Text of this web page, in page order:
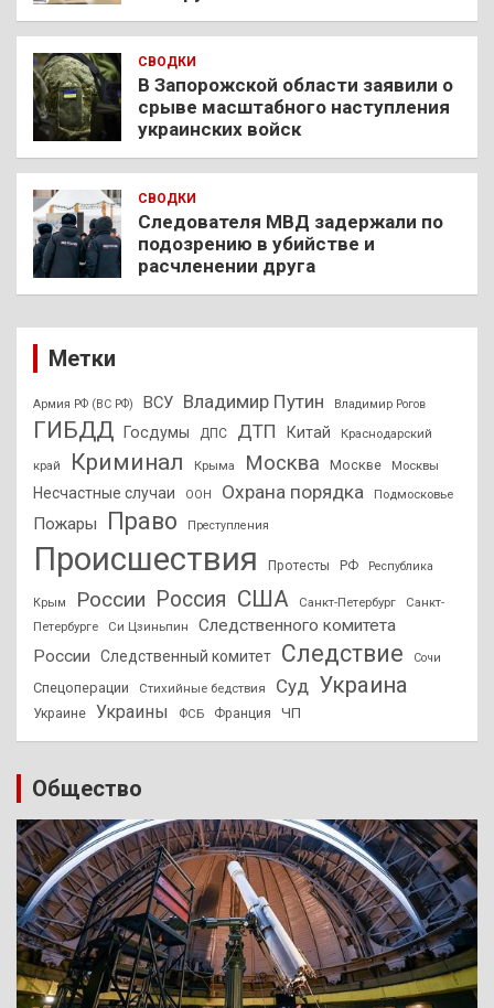
СВОДКИ
В Запорожской области заявили о
срыве масштабного наступления
украинских войск
СВОДКИ
Следователя МВД задержали по
подозрению в убийстве и
расчленении друга
Метки
Армия РФ (ВС РФ) ВСУ Владимир Путин Владимир Рогов
ГИБДД Госдумы ДПС ДТП Китай Краснодарский
край Криминал Крыма Москва Москве Москвы
Несчастные случаи ООН Охрана порядка Подмосковье
Пожары Право Преступления
Происшествия Протесты РФ Республика
Крым России Россия США Санкт-Петербург
Санкт-
Петербурге
Си Цзиньпин
Следственного комитета
России
Следственный комитет Следствие Сочи
Спецоперации Стихийные бедствия Суд Украина
Украине Украины ФСБ Франция ЧП
Общество